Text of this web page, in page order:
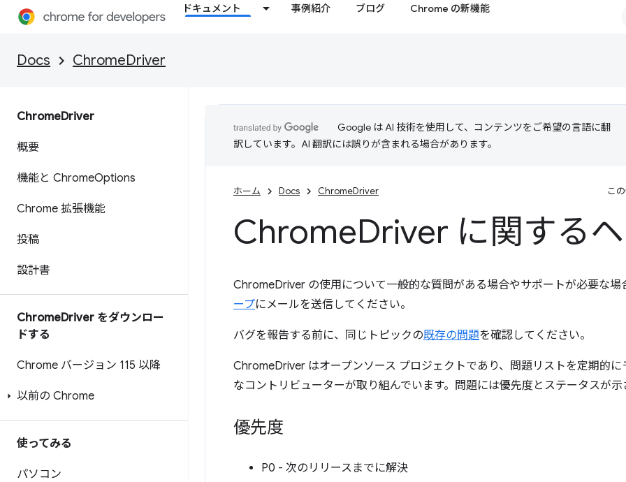
ドキュメント 事例紹介 ブログ Chrome の新機能
Docs ChromeDriver
ChromeDriver
概要
機能と ChromeOptions
Chrome 拡張機能
投稿
設計書
ChromeDriver をダウンロー
ドする
Chrome バージョン 115 以降
以前の Chrome
使ってみる
パソコン
Google は AI 技術を使用して、コンテンツをご希望の言語に翻
訳しています。AI 翻訳には誤りが含まれる場合があります。
ホーム Docs ChromeDriver こ
ChromeDriver に関する
ChromeDriver の使用について一般的な質問がある場合やサポートが必要な場
ープにメールを送信してください。
バグを報告する前に、同じトピックの既存の問題を確認してください。
ChromeDriver はオープンソース プロジェクトであり、問題リストを定期的
なコントリビューターが取り組んでいます。問題には優先度とステータスが示
優先度
P0 - 次のリリースまでに解決